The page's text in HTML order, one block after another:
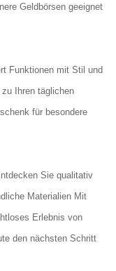
Geldbörsen geeignet
Funktionen mit Stil und
Ihren täglichen
für besondere
Sie qualitativ
Materialien Mit
Erlebnis von
den nächsten Schritt